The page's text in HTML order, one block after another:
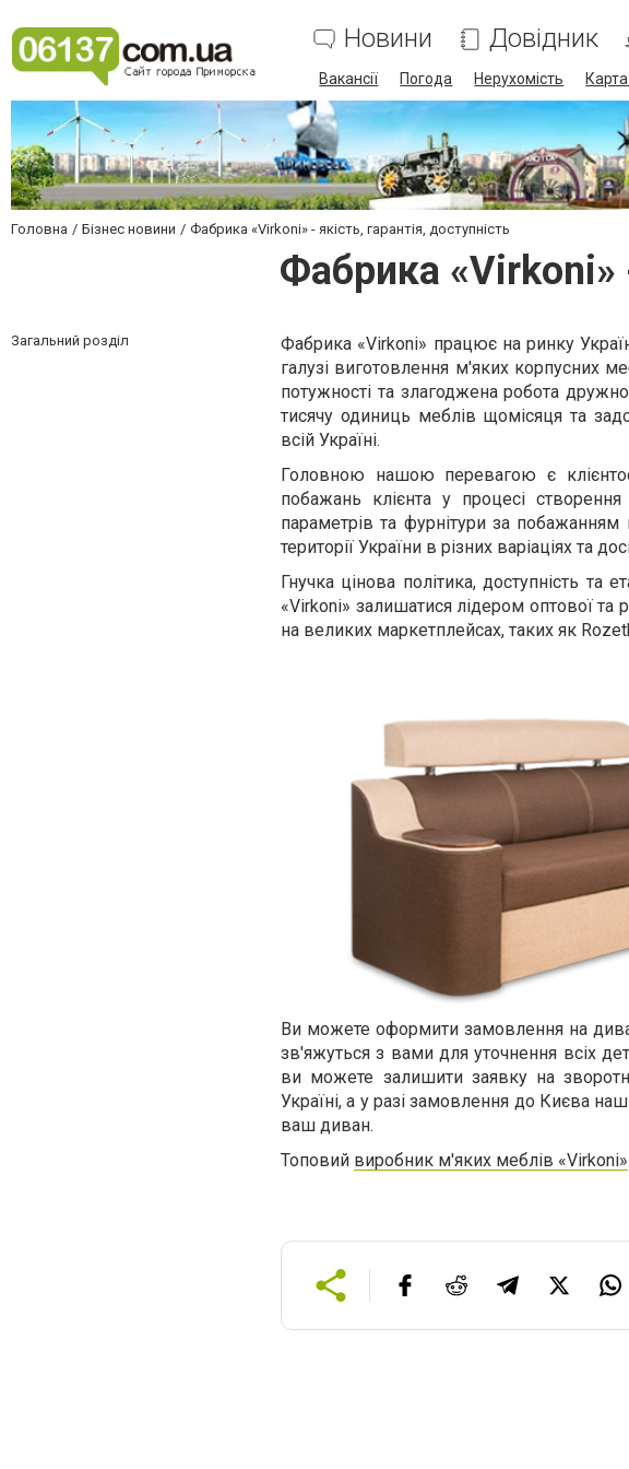
Новини Довідник
Вакансії Погода Нерухомість
Головна Бізнес новини Фабрика «Virkoni» - якість, гарантія, доступність
Фабрика «Virkoni»
Загальний розділ
Фабрика «Virkoni» працює на ринку
галузі виготовлення м'яких корпусних
потужності та злагоджена робота
тисячу одиниць меблів щомісяця та
всій Україні.
Головною нашою перевагою є
побажань клієнта у процесі
параметрів та фурнітури за
території України в різних варіаціях та
Гнучка цінова політика, доступність та
«Virkoni» залишатися лідером оптової та
на великих маркетплейсах, таких як
Ви можете оформити замовлення на
зв'яжуться з вами для уточнення всіх
ви можете залишити заявку на
Україні, а у разі замовлення до Києва
ваш диван.
Топовий виробник м'яких меблів «Virkoni»